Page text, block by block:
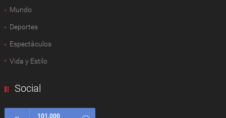
Mundo
Deportes
Espectàculos
Vida y Estilo
Social
101,000